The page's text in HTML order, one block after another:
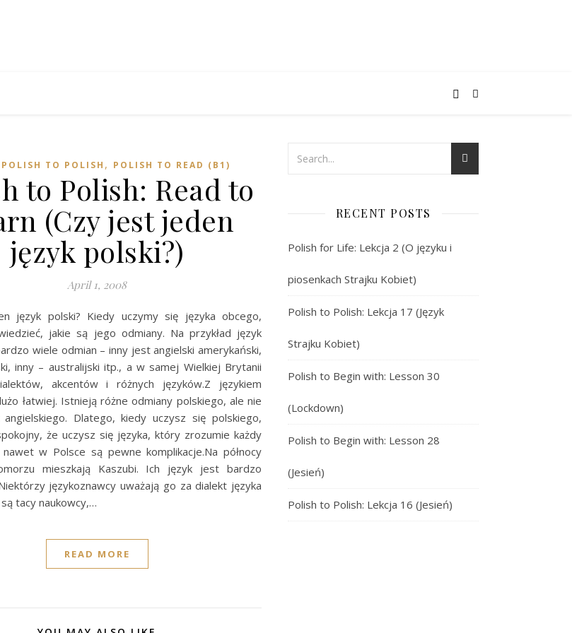
TO POLISH , POLISH TO READ (B1)
to Polish: Read to
(Czy jest jeden
język polski?)
April 1, 2008
język polski? Kiedy uczymy się języka obcego,
jakie są jego odmiany. Na przykład język
wiele odmian – inny jest angielski amerykański,
inny – australijski itp., a w samej Wielkiej Brytanii
akcentów i różnych języków.Z językiem
łatwiej. Istnieją różne odmiany polskiego, ale nie
Dlatego, kiedy uczysz się polskiego,
że uczysz się języka, który zrozumie każdy
nawet w Polsce są pewne komplikacje.Na północy
mieszkają Kaszubi. Ich język jest bardzo
językoznawcy uważają go za dialekt języka
tacy naukowcy,…
READ MORE
RECENT POSTS
Polish for Life: Lekcja 2 (O języku i
piosenkach Strajku Kobiet)
Polish to Polish: Lekcja 17 (Język
Strajku Kobiet)
Polish to Begin with: Lesson 30
(Lockdown)
Polish to Begin with: Lesson 28
(Jesień)
Polish to Polish: Lekcja 16 (Jesień)